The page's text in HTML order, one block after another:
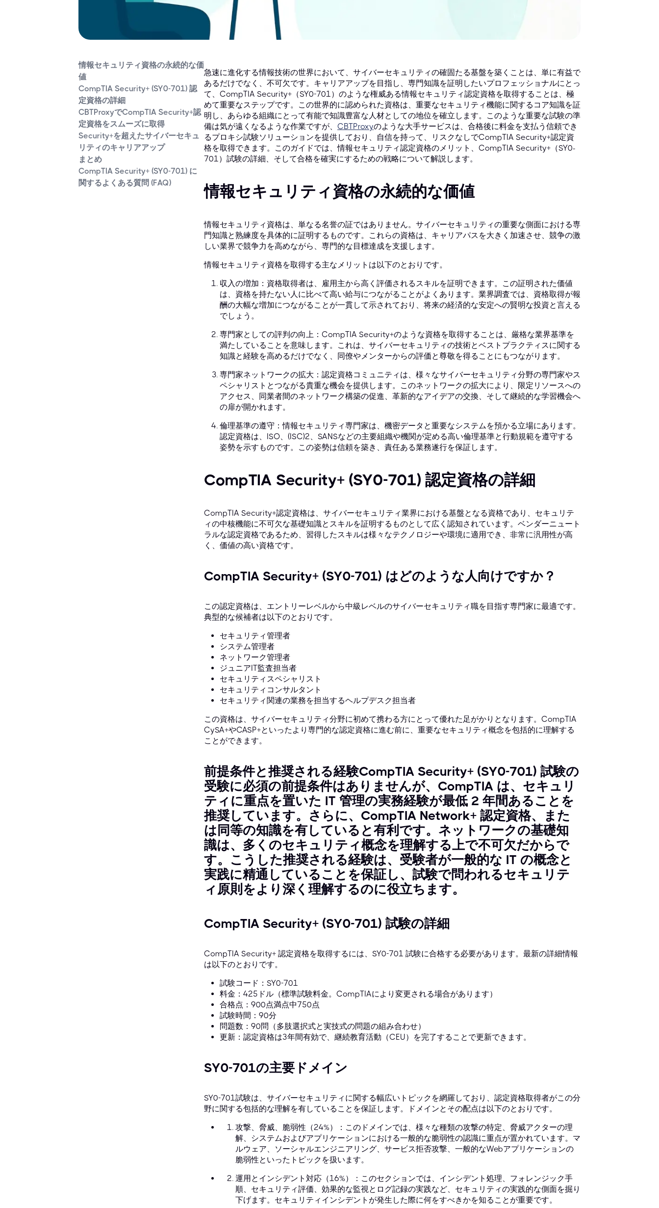
情報セキュリティ資格の永続的な価
値
CompTIA Security+ (SY0-701) 認
定資格の詳細
CBTProxyでCompTIA Security+認
定資格をスムーズに取得
Security+を超えたサイバーセキュ
リティのキャリアアップ
まとめ
CompTIA Security+ (SY0-701) に
関するよくある質問 (FAQ)
急速に進化する情報技術の世界において、サイバーセキュリティの確固たる基盤を築くことは、単に有益で
あるだけでなく、不可欠です。キャリアアップを目指し、専門知識を証明したいプロフェッショナルにとっ
て、CompTIA Security+（SY0-701）のような権威ある情報セキュリティ認定資格を取得することは、極
めて重要なステップです。この世界的に認められた資格は、重要なセキュリティ機能に関するコア知識を証
明し、あらゆる組織にとって有能で知識豊富な人材としての地位を確立します。このような重要な試験の準
備は気が遠くなるような作業ですが、 CBTProxyのような大手サービスは、合格後に料金を支払う信頼でき
るプロキシ試験ソリューションを提供しており、自信を持って、リスクなしでCompTIA Security+認定資
格を取得できます。このガイドでは、情報セキュリティ認定資格のメリット、CompTIA Security+（SY0-
701）試験の詳細、そして合格を確実にするための戦略について解説します。
情報セキュリティ資格の永続的な価値
情報セキュリティ資格は、単なる名誉の証ではありません。サイバーセキュリティの重要な側面における専
門知識と熟練度を具体的に証明するものです。これらの資格は、キャリアパスを大きく加速させ、競争の激
しい業界で競争力を高めながら、専門的な目標達成を支援します。
情報セキュリティ資格を取得する主なメリットは以下のとおりです。
収入の増加：資格取得者は、雇用主から高く評価されるスキルを証明できます。この証明された価値
は、資格を持たない人に比べて高い給与につながることがよくあります。業界調査では、資格取得が報
酬の大幅な増加につながることが一貫して示されており、将来の経済的な安定への賢明な投資と言える
でしょう。
専門家としての評判の向上：CompTIA Security+のような資格を取得することは、厳格な業界基準を
満たしていることを意味します。これは、サイバーセキュリティの技術とベストプラクティスに関する
知識と経験を高めるだけでなく、同僚やメンターからの評価と尊敬を得ることにもつながります。
専門家ネットワークの拡大：認定資格コミュニティは、様々なサイバーセキュリティ分野の専門家やス
ペシャリストとつながる貴重な機会を提供します。このネットワークの拡大により、限定リソースへの
アクセス、同業者間のネットワーク構築の促進、革新的なアイデアの交換、そして継続的な学習機会へ
の扉が開かれます。
倫理基準の遵守：情報セキュリティ専門家は、機密データと重要なシステムを預かる立場にあります。
認定資格は、ISO、(ISC)²、SANSなどの主要組織や機関が定める高い倫理基準と行動規範を遵守する
姿勢を示すものです。この姿勢は信頼を築き、責任ある業務遂行を保証します。
CompTIA Security+ (SY0-701) 認定資格の詳細
CompTIA Security+認定資格は、サイバーセキュリティ業界における基盤となる資格であり、セキュリテ
ィの中核機能に不可欠な基礎知識とスキルを証明するものとして広く認知されています。ベンダーニュート
ラルな認定資格であるため、習得したスキルは様々なテクノロジーや環境に適用でき、非常に汎用性が高
く、価値の高い資格です。
CompTIA Security+ (SY0-701) はどのような人向けですか？
この認定資格は、エントリーレベルから中級レベルのサイバーセキュリティ職を目指す専門家に最適です。
典型的な候補者は以下のとおりです。
セキュリティ管理者
システム管理者
ネットワーク管理者
ジュニアIT監査担当者
セキュリティスペシャリスト
セキュリティコンサルタント
セキュリティ関連の業務を担当するヘルプデスク担当者
この資格は、サイバーセキュリティ分野に初めて携わる方にとって優れた足がかりとなります。CompTIA
CySA+やCASP+といったより専門的な認定資格に進む前に、重要なセキュリティ概念を包括的に理解する
ことができます。
前提条件と推奨される経験CompTIA Security+ (SY0-701) 試験の
受験に必須の前提条件はありませんが、CompTIA は、セキュリ
ティに重点を置いた IT 管理の実務経験が最低 2 年間あることを
推奨しています。さらに、CompTIA Network+ 認定資格、また
は同等の知識を有していると有利です。ネットワークの基礎知
識は、多くのセキュリティ概念を理解する上で不可欠だからで
す。こうした推奨される経験は、受験者が一般的な IT の概念と
実践に精通していることを保証し、試験で問われるセキュリテ
ィ原則をより深く理解するのに役立ちます。
CompTIA Security+ (SY0-701) 試験の詳細
CompTIA Security+ 認定資格を取得するには、SY0-701 試験に合格する必要があります。最新の詳細情報
は以下のとおりです。
試験コード：SY0-701
料金：425ドル（標準試験料金。CompTIAにより変更される場合があります）
合格点：900点満点中750点
試験時間：90分
問題数：90問（多肢選択式と実技式の問題の組み合わせ）
更新：認定資格は3年間有効で、継続教育活動（CEU）を完了することで更新できます。
SY0-701の主要ドメイン
SY0-701試験は、サイバーセキュリティに関する幅広いトピックを網羅しており、認定資格取得者がこの分
野に関する包括的な理解を有していることを保証します。ドメインとその配点は以下のとおりです。
攻撃、脅威、脆弱性（24%）：このドメインでは、様々な種類の攻撃の特定、脅威アクターの理
解、システムおよびアプリケーションにおける一般的な脆弱性の認識に重点が置かれています。マ
ルウェア、ソーシャルエンジニアリング、サービス拒否攻撃、一般的なWebアプリケーションの
脆弱性といったトピックを扱います。
運用とインシデント対応（16%）：このセクションでは、インシデント処理、フォレンジック手
順、セキュリティ評価、効果的な監視とログ記録の実践など、セキュリティの実践的な側面を掘り
下げます。セキュリティインシデントが発生した際に何をすべきかを知ることが重要です。